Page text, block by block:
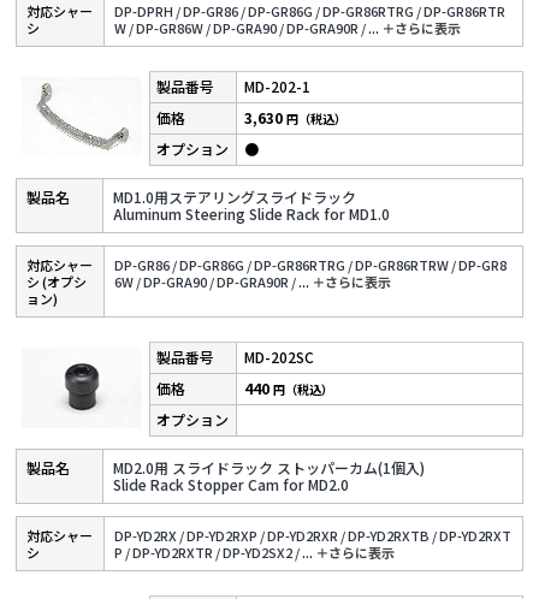
対応シャー
シ
DP-DPRH /DP-GR86 /DP-GR86G /DP-GR86RTRG /DP-GR86RTR
W /DP-GR86W /DP-GRA90 /DP-GRA90R /... ＋さらに表⽰
MD-202-1
MD1.0用ステアリングスライドラック
Aluminum Steering Slide Rack for MD1.0
3,630円（税込）
●
対応シャー
シ (オプシ
ョン)
DP-GR86 /DP-GR86G /DP-GR86RTRG /DP-GR86RTRW /DP-GR8
6W /DP-GRA90 /DP-GRA90R /... ＋さらに表⽰
MD-202SC
MD2.0用 スライドラック ストッパーカム(1個入)
Slide Rack Stopper Cam for MD2.0
440円（税込）
対応シャー
シ
DP-YD2RX /DP-YD2RXP /DP-YD2RXR /DP-YD2RXTB /DP-YD2RXT
P /DP-YD2RXTR /DP-YD2SX2 /... ＋さらに表⽰